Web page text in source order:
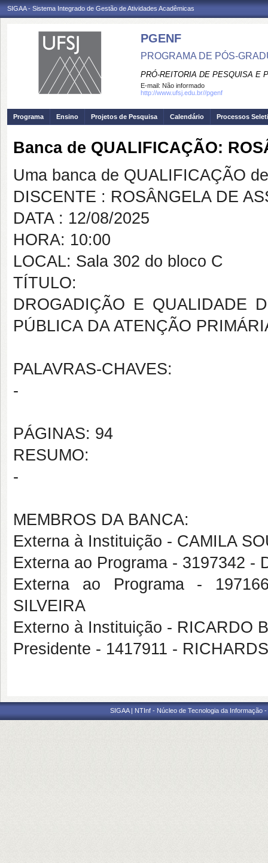
SIGAA - Sistema Integrado de Gestão de Atividades Acadêmicas
PGENF
PROGRAMA DE PÓS-
PRÓ-REITORIA DE PESQUISA E
E-mail: Não informado
http://www.ufsj.edu.br//pgenf
Programa Ensino Projetos de Pesquisa Calendário Processos
Banca de QUALIFICAÇÃO:
Uma banca de QUALIFICAÇÃO
DISCENTE : ROSÂNGELA DE
DATA : 12/08/2025
HORA: 10:00
LOCAL: Sala 302 do bloco C
TÍTULO:
DROGADIÇÃO E QUALIDADE
PÚBLICA DA ATENÇÃO
PALAVRAS-CHAVES:
-
PÁGINAS: 94
RESUMO:
-
MEMBROS DA BANCA:
Externa à Instituição - CAMILA
Externa ao Programa - 3197342 -
Externa ao Programa -
SILVEIRA
Externo à Instituição - RICARDO
Presidente - 1417911 -
SIGAA | NTInf - Núcleo de Tecnologia da